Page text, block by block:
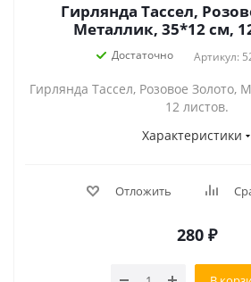
Гирлянда Тассел,
Металлик, 35*12 см,
Достаточно Артикул:
Гирлянда Тассел, Розовое Золото,
12 листов.
Характеристики
Отложить
280 ₽